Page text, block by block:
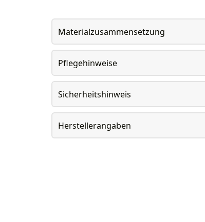
Materialzusammensetzung
Pflegehinweise
Sicherheitshinweis
Herstellerangaben